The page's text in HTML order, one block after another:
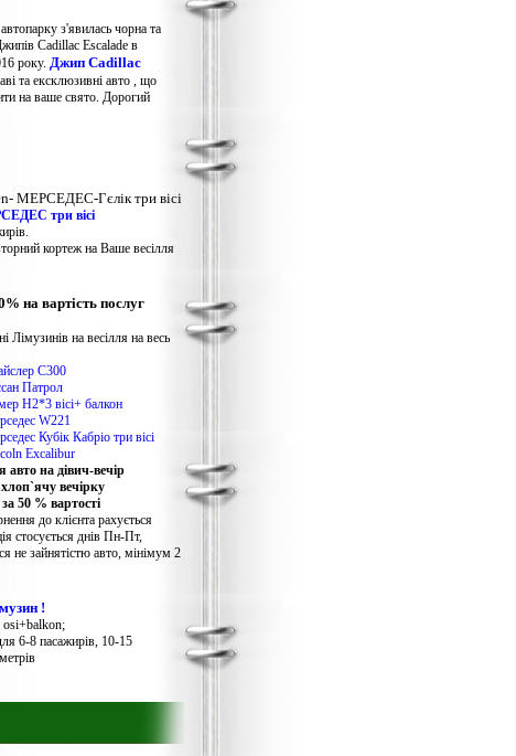
з'явилась чорна та
Cadillac Escalade в
року. Джип Cadillac
та ексклюзивні авто , що
на ваше свято. Дорогий
МЕРСЕДЕС-Гєлік три вісі
три вісі
кортеж на Ваше весілля
на вартість послуг
Лімузинів на весілля на весь
С300
Патрол
Н2*3 вісі+ балкон
W221
Кубік Кабріо три вісі
Excalibur
авто на дівич-вечір
вечірку
50 % вартості
до клієнта рахується
стосується днів Пн-Пт,
не зайнятістю авто, мінімум 2
!
6-8 пасажирів, 10-15